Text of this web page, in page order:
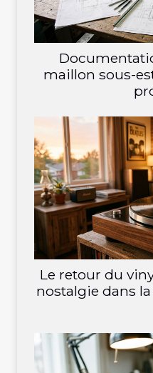
maillon sous-
Le retour du
nostalgie dans